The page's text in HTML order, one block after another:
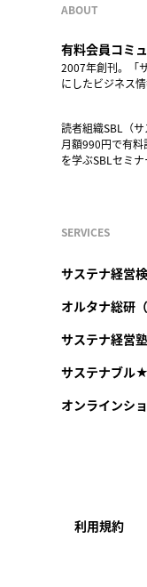
ABOUT
有料会員コミ
2007年創刊。「
にしたビジネス
読者組織SBL（サ
月額990円で有
を学ぶSBLセミ
SERVICES
サステナ経営
オルタナ総研
サステナ経営塾
サステナブル
オンラインシ
利用規約